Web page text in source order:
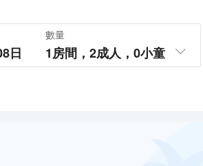
日
數量
1房間， 2成人， 0小童